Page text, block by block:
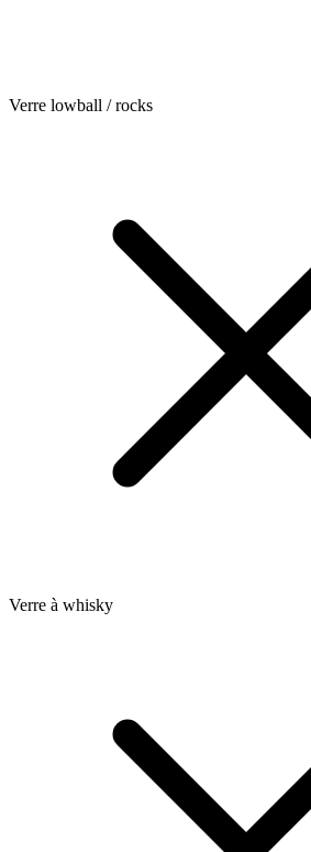
Verre lowball / rocks
Verre à whisky